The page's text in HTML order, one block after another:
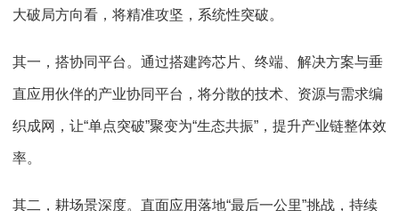
大破局方向看，将精准攻坚，系统性突破。
其一，搭协同平台。通过搭建跨芯片、终端、解决方案与垂
直应用伙伴的产业协同平台，将分散的技术、资源与需求编
织成网，让“单点突破”聚变为“生态共振”，提升产业链整体效
率。
其二，耕场景深度。直面应用落地“最后一公里”挑战，持续